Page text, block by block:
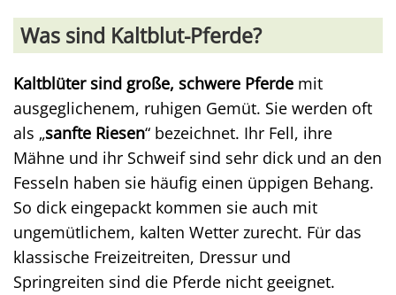
Was sind Kaltblut-Pferde?
Kaltblüter sind große, schwere Pferde mit
ausgeglichenem, ruhigen Gemüt. Sie werden oft
als „sanfte Riesen“ bezeichnet. Ihr Fell, ihre
Mähne und ihr Schweif sind sehr dick und an den
Fesseln haben sie häufig einen üppigen Behang.
So dick eingepackt kommen sie auch mit
ungemütlichem, kalten Wetter zurecht. Für das
klassische Freizeitreiten, Dressur und
Springreiten sind die Pferde nicht geeignet.